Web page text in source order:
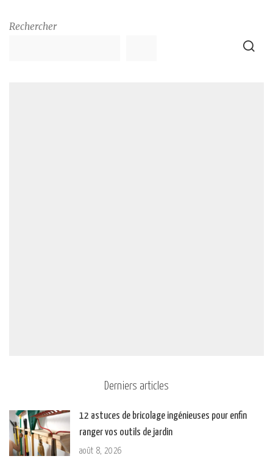
Rechercher
Derniers articles
12 astuces de bricolage ingénieuses pour enfin
ranger vos outils de jardin
août 8, 2026